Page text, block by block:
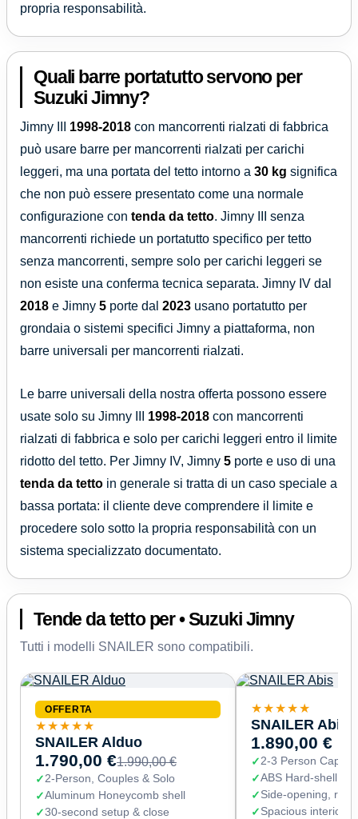
propria responsabilità.
Quali barre portatutto servono per
Suzuki Jimny?
Jimny III 1998-2018 con mancorrenti rialzati di fabbrica
può usare barre per mancorrenti rialzati per carichi
leggeri, ma una portata del tetto intorno a 30 kg significa
che non può essere presentato come una normale
configurazione con tenda da tetto. Jimny III senza
mancorrenti richiede un portatutto specifico per tetto
senza mancorrenti, sempre solo per carichi leggeri se
non esiste una conferma tecnica separata. Jimny IV dal
2018 e Jimny 5 porte dal 2023 usano portatutto per
grondaia o sistemi specifici Jimny a piattaforma, non
barre universali per mancorrenti rialzati.
Le barre universali della nostra offerta possono essere
usate solo su Jimny III 1998-2018 con mancorrenti
rialzati di fabbrica e solo per carichi leggeri entro il limite
ridotto del tetto. Per Jimny IV, Jimny 5 porte e uso di una
tenda da tetto in generale si tratta di un caso speciale a
bassa portata: il cliente deve comprendere il limite e
procedere solo sotto la propria responsabilità con un
sistema specializzato documentato.
Tende da tetto per • Suzuki Jimny
Tutti i modelli SNAILER sono compatibili.
OFFERTA
★★★★★
SNAILER Alduo
1.790,00 €1.990,00 €
2-Person, Couples & Solo
Aluminum Honeycomb shell
30-second setup & close
★★★★★
SNAILER Abis
1.890,00 €
2-3 Person
ABS Hard-shell
Side-opening,
Spacious interior